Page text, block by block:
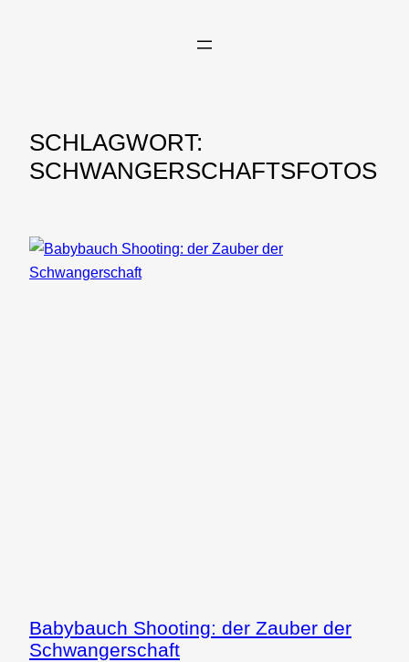
SCHLAGWORT:
SCHWANGERSCHAFTSFOTOS
Babybauch Shooting: der Zauber der
Schwangerschaft